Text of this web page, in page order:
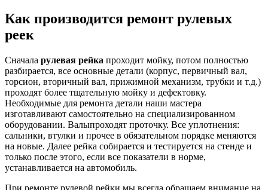
Как производится ремонт рулевых
реек
Сначала рулевая рейка проходит мойку, потом полностью
разбирается, все основные детали (корпус, первичный вал,
торсион, вторичный вал, прижимной механизм, трубки и т.д.)
проходят более тщательную мойку и дефектовку.
Необходимые для ремонта детали наши мастера
изготавливают самостоятельно на специализированном
оборудовании. Валыпроходят проточку. Все уплотнения:
сальники, втулки и прочее в обязательном порядке меняются
на новые. Далее рейка собирается и тестируется на стенде и
только после этого, если все показатели в норме,
устанавливается на автомобиль.